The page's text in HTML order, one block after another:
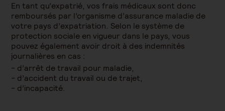
En tant qu’expatrié, vos frais médicaux sont donc
remboursés par l’organisme d’assurance maladie de
votre pays d’expatriation. Selon le système de
protection sociale en vigueur dans le pays, vous
pouvez également avoir droit à des indemnités
journalières en cas :
d’arrêt de travail pour maladie,
d’accident du travail ou de trajet,
d’incapacité.